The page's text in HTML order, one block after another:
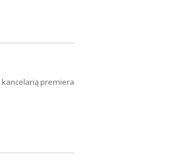
kancelarią premiera